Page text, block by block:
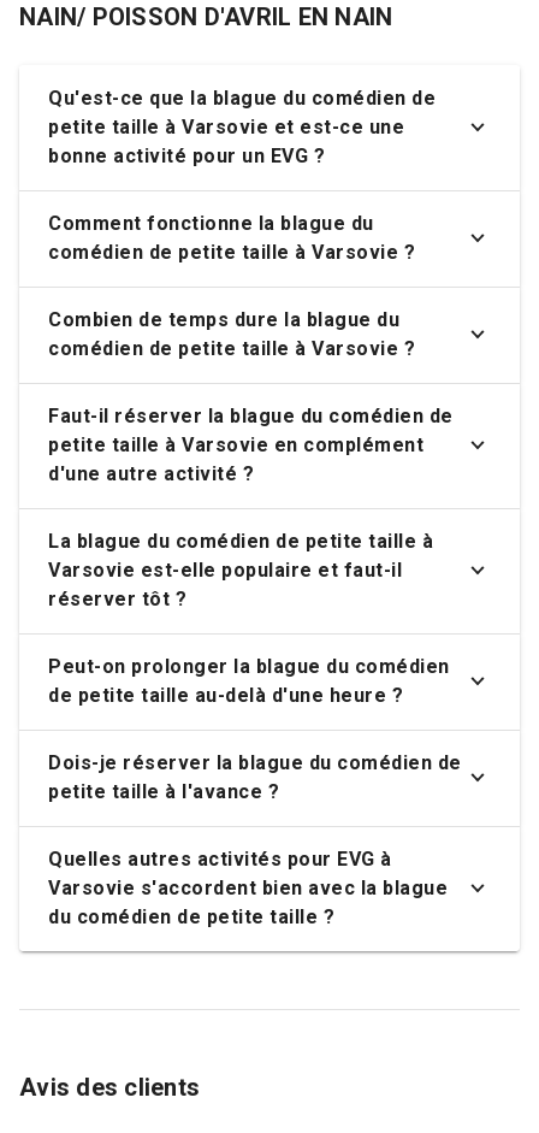
NAIN/ POISSON D'AVRIL EN NAIN
Qu'est-ce que la blague du comédien de
petite taille à Varsovie et est-ce une
bonne activité pour un EVG ?
Comment fonctionne la blague du
comédien de petite taille à Varsovie ?
Combien de temps dure la blague du
comédien de petite taille à Varsovie ?
Faut-il réserver la blague du comédien de
petite taille à Varsovie en complément
d'une autre activité ?
La blague du comédien de petite taille à
Varsovie est-elle populaire et faut-il
réserver tôt ?
Peut-on prolonger la blague du comédien
de petite taille au-delà d'une heure ?
Dois-je réserver la blague du comédien de
petite taille à l'avance ?
Quelles autres activités pour EVG à
Varsovie s'accordent bien avec la blague
du comédien de petite taille ?
Avis des clients